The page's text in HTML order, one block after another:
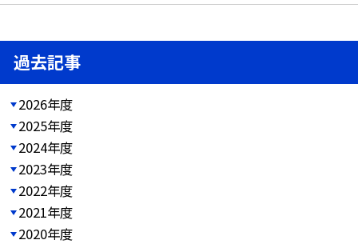
過去記事
2026年度
2025年度
2024年度
2023年度
2022年度
2021年度
2020年度